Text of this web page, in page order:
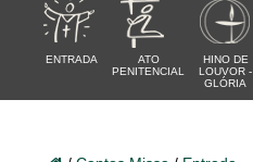
ENTRADA
ATO
PENITENCIAL
HINO DE
LOUVOR -
GLÓRIA